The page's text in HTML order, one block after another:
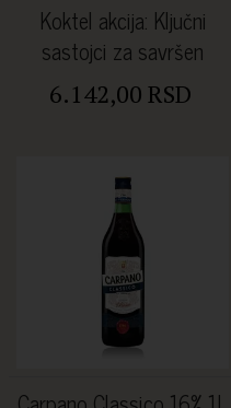
Koktel akcija: Ključni
sastojci za savršen
Manhattan
6.142,00 RSD